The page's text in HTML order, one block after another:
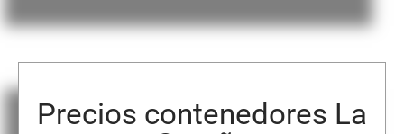
Precios contenedores La